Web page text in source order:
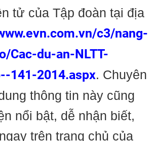
tử của Tập đoàn tại địa
c3/nang-
Cac-du-an-NLTT-
141-2014.aspx. Chuyên
thông tin này cũng
nổi bật, dễ nhận biết,
trên trang chủ của